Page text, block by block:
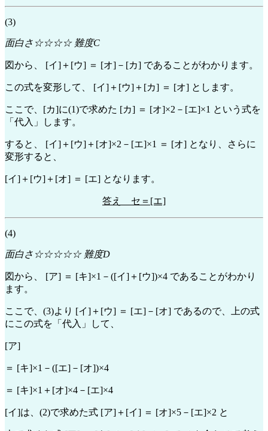
(3)
面白さ☆☆☆☆ 難度C
図から、 [イ]＋[ウ] ＝ [オ]－[カ] であることがわかります。
この式を変形して、 [イ]＋[ウ]＋[カ] ＝ [オ] とします。
ここで、[カ]に(1)で求めた [カ] ＝ [オ]×2－[エ]×1 という式を
「代入」します。
すると、 [イ]＋[ウ]＋[オ]×2－[エ]×1 ＝ [オ] となり、さらに
変形すると、
[イ]＋[ウ]＋[オ] ＝ [エ] となります。
答え セ＝[エ]
(4)
面白さ☆☆☆☆☆ 難度D
図から、 [ア] ＝ [キ]×1－([イ]＋[ウ])×4 であることがわかり
ます。
ここで、(3)より [イ]＋[ウ] ＝ [エ]－[オ] であるので、上の式
にこの式を「代入」して、
[ア]
＝ [キ]×1－([エ]－[オ])×4
＝ [キ]×1＋[オ]×4－[エ]×4
[イ]は、(2)で求めた式 [ア]＋[イ] ＝ [オ]×5－[エ]×2 と